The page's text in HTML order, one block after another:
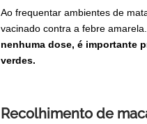
Ao frequentar ambientes de
vacinado contra a febre
nenhuma dose, é importante
verdes.
Recolhimento de